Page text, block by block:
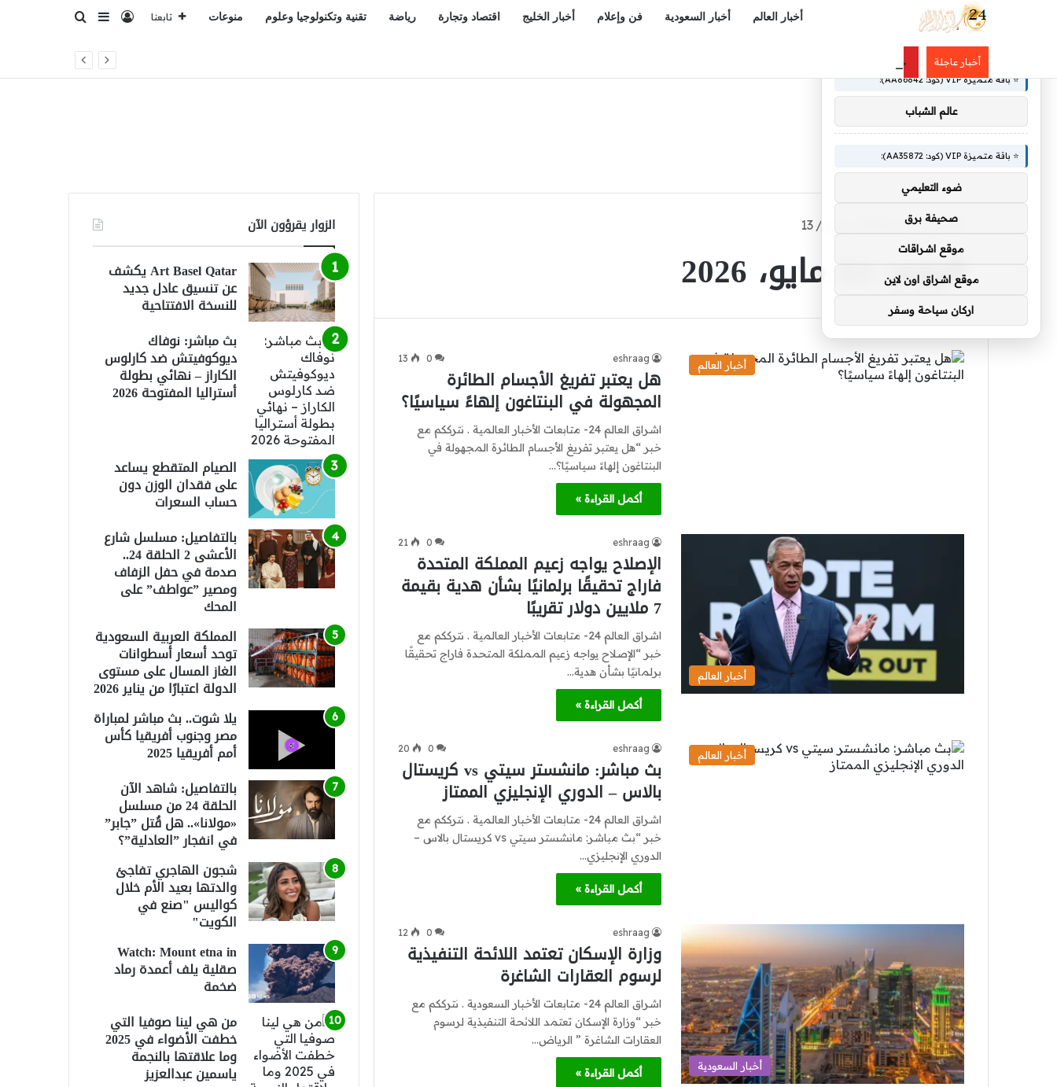
أخبار العالم أخبار السعودية فن وإعلام أخبار الخليج اقتصاد وتجارة رياضة تقنية وتكنولوجيا وعلوم منوعات تابعنا تسجيل الدخول
إضافة عمود
بحث عن
أخبار عاجلة جامعة جدة تطلق «رقمن صيفك» بـ10 ورش تدريبية مجانية في التقنية
الرئيسية /
13
اليوم:
أخبار العالم
eshraag
0
13
هل يعتبر تفريغ الأجسام الطائرة
المجهولة في البنتاغون إلهاءً سياسيًا؟
اشراق العالم 24- متابعات الأخبار العالمية . نترككم مع
خبر “هل يعتبر تفريغ الأجسام الطائرة المجهولة في
البنتاغون إلهاءً سياسيًا؟…
أكمل القراءة »
أخبار العالم
eshraag
0
21
الإصلاح يواجه زعيم المملكة المتحدة
فاراج تحقيقًا برلمانيًا بشأن هدية بقيمة
7 ملايين دولار تقريبًا
اشراق العالم 24- متابعات الأخبار العالمية . نترككم مع
خبر “الإصلاح يواجه زعيم المملكة المتحدة فاراج تحقيقًا
برلمانيًا بشأن هدية…
أكمل القراءة »
أخبار العالم
eshraag
0
20
بث مباشر: مانشستر سيتي vs كريستال
بالاس – الدوري الإنجليزي الممتاز
اشراق العالم 24- متابعات الأخبار العالمية . نترككم مع
خبر “بث مباشر: مانشستر سيتي vs كريستال بالاس –
الدوري الإنجليزي…
أكمل القراءة »
أخبار السعودية
eshraag
0
12
وزارة الإسكان تعتمد اللائحة التنفيذية
لرسوم العقارات الشاغرة
اشراق العالم 24- متابعات الأخبار السعودية . نترككم مع
خبر “وزارة الإسكان تعتمد اللائحة التنفيذية لرسوم
العقارات الشاغرة ” الرياض…
أكمل القراءة »
الزوار يقرؤون الآن
Art Basel Qatar يكشف
عن تنسيق عادل جديد
للنسخة الافتتاحية
بث مباشر: نوفاك
ديوكوفيتش ضد كارلوس
الكاراز – نهائي بطولة
أستراليا المفتوحة 2026
الصيام المتقطع يساعد
على فقدان الوزن دون
حساب السعرات
بالتفاصيل: مسلسل شارع
الأعشى 2 الحلقة 24..
صدمة في حفل الزفاف
ومصير ”عواطف” على
المحك
المملكة العربية السعودية
توحد أسعار أسطوانات
الغاز المسال على مستوى
الدولة اعتبارًا من يناير 2026
يلا شوت.. بث مباشر لمباراة
مصر وجنوب أفريقيا كأس
أمم أفريقيا 2025
بالتفاصيل: شاهد الآن
الحلقة 24 من مسلسل
«مولانا».. هل قُتل ”جابر”
في انفجار ”العادلية”؟
شجون الهاجري تفاجئ
والدتها بعيد الأم خلال
كواليس "صنع في
الكويت"
Watch: Mount etna in
صقلية يلف أعمدة رماد
ضخمة
من هي لينا صوفيا التي
خطفت الأضواء في 2025
وما علاقتها بالنجمة
ياسمين عبدالعزيز
⭐ باقة متميزة VIP (كود: AA86842):
عالم الشباب
⭐ باقة متميزة VIP (كود: AA35872):
ضوء التعليمي
صحيفة برق
موقع اشراقات
موقع اشراق اون لاين
اركان سياحة وسفر